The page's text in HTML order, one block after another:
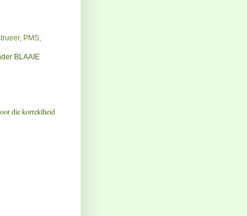
PMS,
BLAAIE
die korrektheid